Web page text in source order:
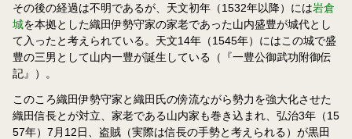
その後の経過は不明であるが、天文初年（1532年以降）には岩倉
城を本拠とした織田伊勢守家の家老であった山内盛豊が城代とし
て入ったと考えられている。天文14年（1545年）にはこの城で盛
豊の三男として山内一豊が誕生している（『一豊公御武功附御伝
記』）。
このころ織田伊勢守家と織田氏の傍流ながら勢力を強大化させた
織田信長とが対立、家老である山内家も巻き込まれ、弘治3年（15
57年）7月12日、盗賊（実際は信長の手勢と考えられる）が黒田